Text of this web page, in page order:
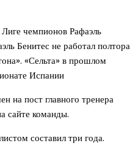
чемпионов Рафаэль
Бенитес не работал полтора
«Сельта» в прошлом
Испании
на пост главного тренера
сайте команды.
составил три года.